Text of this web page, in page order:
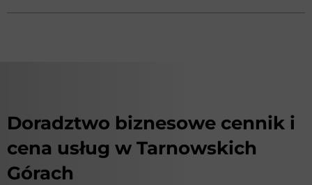
Doradztwo biznesowe cennik i
cena usług w Tarnowskich
Górach